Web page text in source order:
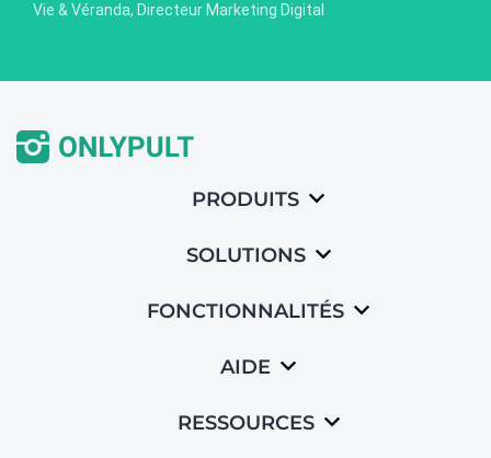
Vie & Véranda, Directeur Marketing Digital
PRODUITS
SOLUTIONS
FONCTIONNALITÉS
AIDE
RESSOURCES